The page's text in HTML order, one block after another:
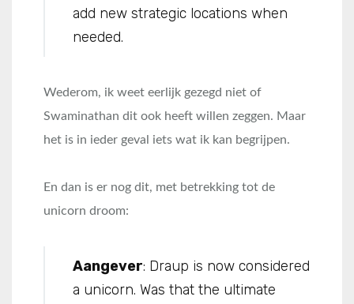
add new strategic locations when
needed.
Wederom, ik weet eerlijk gezegd niet of
Swaminathan dit ook heeft willen zeggen. Maar
het is in ieder geval iets wat ik kan begrijpen.
En dan is er nog dit, met betrekking tot de
unicorn droom:
Aangever: Draup is now considered
a unicorn. Was that the ultimate